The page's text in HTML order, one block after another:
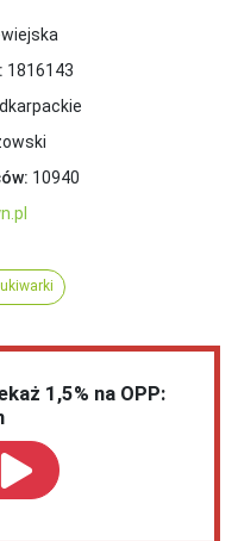
1816143
10940
1,5% na OPP: